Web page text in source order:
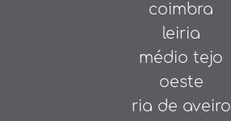
coimbra
leiria
médio tejo
oeste
ria de aveiro